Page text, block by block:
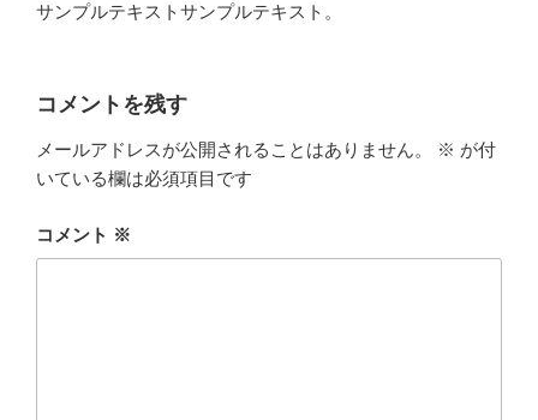
サンプルテキストサンプルテキスト。
コメントを残す
メールアドレスが公開されることはありません。 ※ が付
いている欄は必須項目です
コメント ※